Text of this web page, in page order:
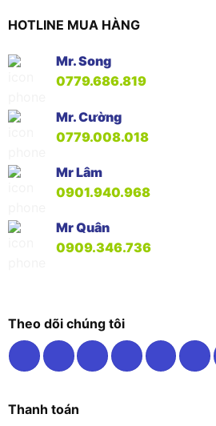
HOTLINE MUA HÀNG
Mr. Song
0779.686.819
Mr. Cường
0779.008.018
Mr Lâm
0901.940.968
Mr Quân
0909.346.736
Theo dõi chúng tôi
Thanh toán